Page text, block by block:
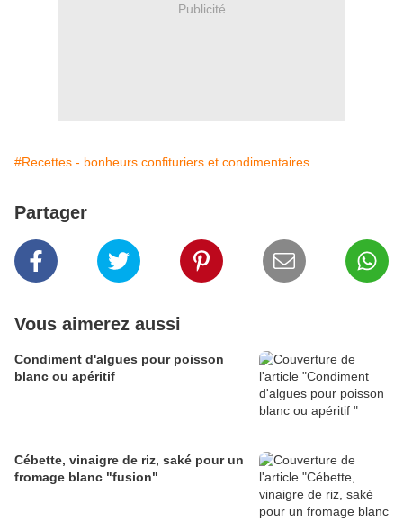
Publicité
#Recettes - bonheurs confituriers et condimentaires
Partager
Vous aimerez aussi
Condiment d'algues pour poisson
blanc ou apéritif
Cébette, vinaigre de riz, saké pour un
fromage blanc "fusion"